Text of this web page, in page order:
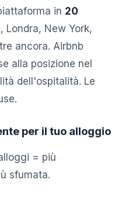
in 20
Londra, New York,
ancora. Airbnb
alla posizione nel
dell'ospitalità. Le
per il tuo alloggio
= più
sfumata.